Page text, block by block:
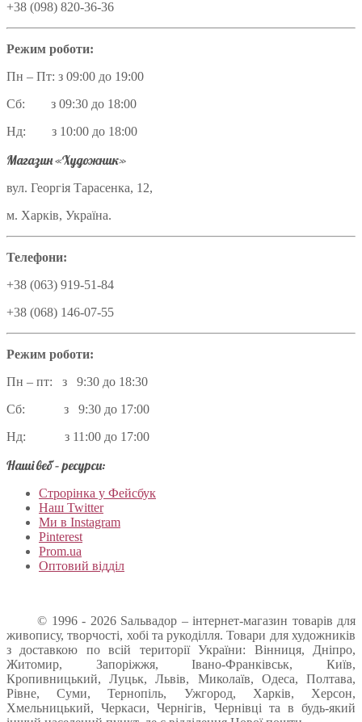
+38 (098) 820-36-36
Режим роботи:
Пн – Пт: з 09:00 до 19:00
Сб: з 09:30 до 18:00
Нд: з 10:00 до 18:00
Магазин «Художник»
вул. Георгія Тарасенка, 12,
м. Харків, Україна.
Телефони:
+38 (063) 919-51-84
+38 (068) 146-07-55
Режим роботи:
Пн – пт: з 9:30 до 18:30
Сб: з 9:30 до 17:00
Нд: з 11:00 до 17:00
Наші веб – ресурси:
Строрінка у Фейсбук
Наш Twitter
Ми в Instagram
Pinterest
Prom.ua
Оптовий відділ
© 1996 - 2026 Sальвадор – інтернет-магазин товарів для
живопису, творчості, хобі та рукоділля. Товари для художників
з доставкою по всій території України: Вінниця, Дніпро,
Житомир, Запоріжжя, Івано-Франківськ, Київ,
Кропивницький, Луцьк, Львів, Миколаїв, Одеса, Полтава,
Рівне, Суми, Тернопіль, Ужгород, Харків, Херсон,
Хмельницький, Черкаси, Чернігів, Чернівці та в будь-який